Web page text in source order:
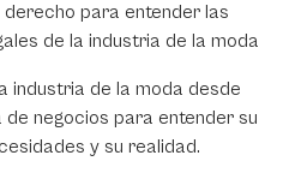
para entender las
de la industria de la moda
industria de la moda desde
negocios para entender su
y su realidad.